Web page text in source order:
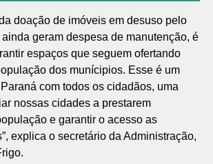
doação de imóveis em desuso pelo
geram despesa de manutenção, é
espaços que seguem ofertando
dos munícipios. Esse é um
com todos os cidadãos, uma
nossas cidades a prestarem
e garantir o acesso as
explica o secretário da Administração,